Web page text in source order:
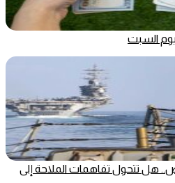
السبت
هل تتحول تفاهمات الملاحة إلى